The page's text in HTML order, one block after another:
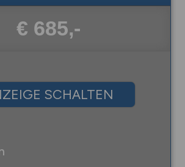
€ 685,-
SCHALTEN